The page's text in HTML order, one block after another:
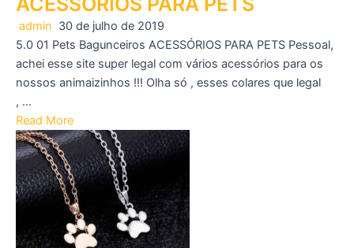
admin 30 de julho de 2019
5.0 01 Pets Bagunceiros ACESSÓRIOS PARA PETS Pessoal,
achei esse site super legal com vários acessórios para os
nossos animaizinhos !!! Olha só , esses colares que legal
, …
Read More